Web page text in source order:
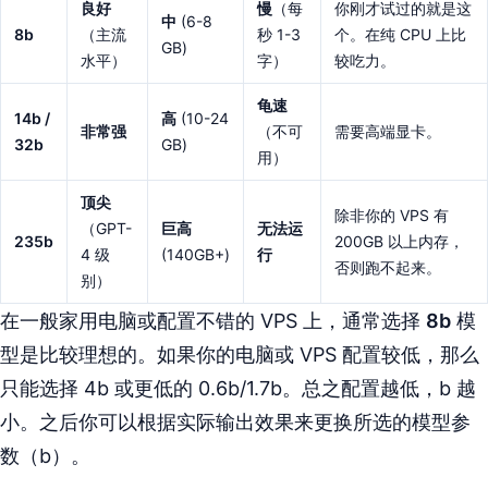
8b
良好
（主流
水平）
中 (6-8
GB)
慢 （每
秒 1-3
字）
你刚才试过的就是这
个。在纯 CPU 上比
较吃力。
14b /
32b
非常强
高 (10-24
GB)
龟速
（不可
用）
需要高端显卡。
235b
顶尖
（GPT-
4 级
别）
巨高
(140GB+)
无法运
行
除非你的 VPS 有
200GB 以上内存，
否则跑不起来。
在一般家用电脑或配置不错的 VPS 上，通常选择 8b 模
型是比较理想的。如果你的电脑或 VPS 配置较低，那么
只能选择 4b 或更低的 0.6b/1.7b。总之配置越低，b 越
小。之后你可以根据实际输出效果来更换所选的模型参
数（b）。